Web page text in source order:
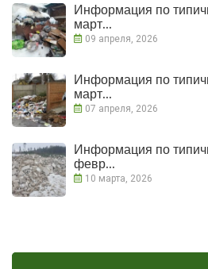
Информация по
март...
09 апреля, 2026
Информация по
март...
07 апреля, 2026
Информация по
февр...
10 марта, 2026